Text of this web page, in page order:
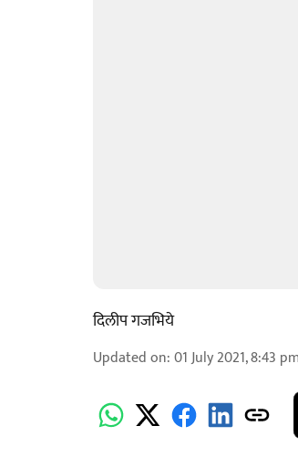
दिलीप गजभिये
Updated on:01 July 2021, 8:43 pm